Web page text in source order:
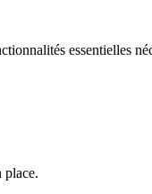
essentielles
place.